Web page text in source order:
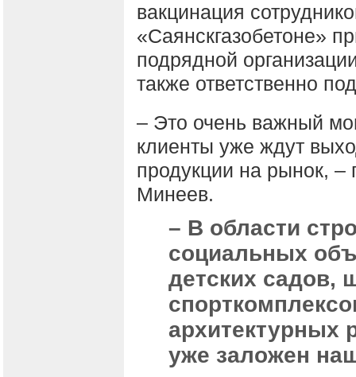
вакцинация
«Саянскгазобетоне»
подрядной
также ответственно
– Это очень важный
клиенты уже ждут
продукции на рынок, –
Минеев.
– В области
социальных
детских садов,
архитектурных
уже заложен